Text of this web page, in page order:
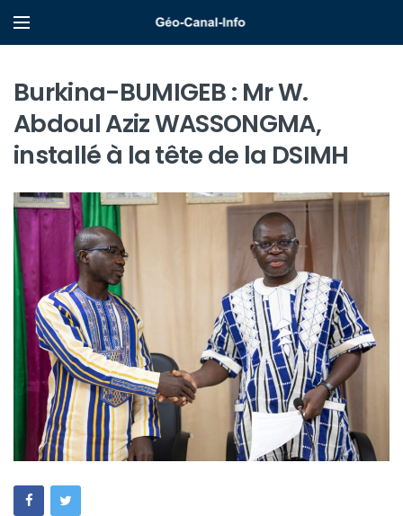
Burkina-BUMIGEB : Mr W.
Abdoul Aziz WASSONGMA,
installé à la tête de la DSIMH